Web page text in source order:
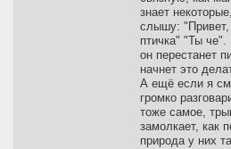
знает
слышу: "Привет,
птичка" "Ты
он перестанет
начнет это
А ещё если я
громко
тоже самое,
замолкает, как
природа у них